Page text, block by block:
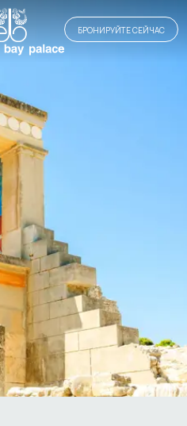
БРОНИРУЙТЕ СЕЙЧАС